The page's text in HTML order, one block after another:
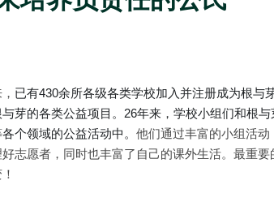
已有430余所各级各类学校加入并注册成为根与
芽的各类公益项目。26年来，学校小组们和根
个领域的公益活动中。他们通过丰富的小组活
志愿者，同时也丰富了自己的课外生活。最重要